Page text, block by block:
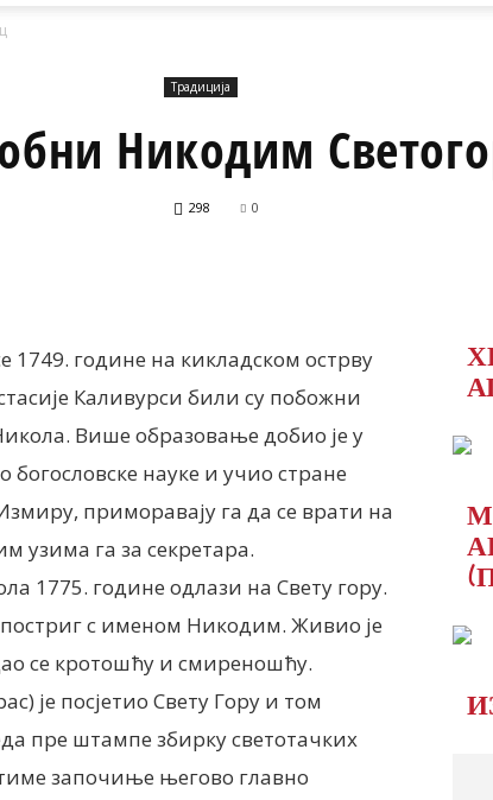
Традиција
Никодим
298 0
године на кикладском острву
Каливурси били су побожни
Више образовање добио је у
науке и учио стране
приморавају га да се врати на
га за секретара.
1775. године одлази на Свету гору.
с именом Никодим. Живио је
се кротошћу и смиреношћу.
је посјетио Свету Гору и том
пре штампе збирку светотачких
започиње његово главно